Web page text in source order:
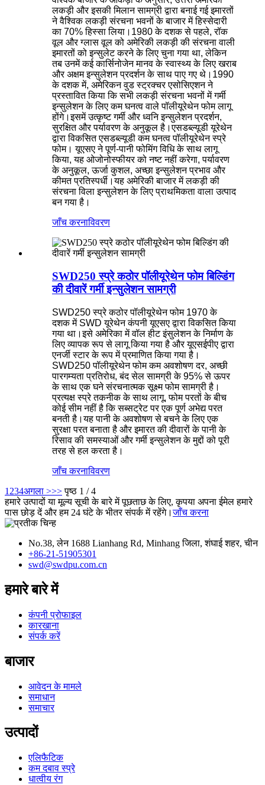
लकड़ी और इसकी मिलान सामग्री द्वारा बनाई गई इमारतों
ने वैश्विक लकड़ी संरचना भवनों के बाजार में हिस्सेदारी
का 70% हिस्सा लिया।1980 के दशक से पहले, रॉक
वूल और ग्लास वूल को अमेरिकी लकड़ी की संरचना वाली
इमारतों को इन्सुलेट करने के लिए चुना गया था, लेकिन
तब उनमें कई कार्सिनोजेन मानव के स्वास्थ्य के लिए खराब
और अक्षम इन्सुलेशन प्रदर्शन के साथ पाए गए थे।1990
के दशक में, अमेरिकन वुड स्ट्रक्चर एसोसिएशन ने
प्रस्तावित किया कि सभी लकड़ी संरचना भवनों में गर्मी
इन्सुलेशन के लिए कम घनत्व वाले पॉलीयूरेथेन फोम लागू
होंगे।इसमें उत्कृष्ट गर्मी और ध्वनि इन्सुलेशन प्रदर्शन,
सुरक्षित और पर्यावरण के अनुकूल है।एसडब्ल्यूडी यूरेथेन
द्वारा विकसित एसडब्ल्यूडी कम घनत्व पॉलीयूरेथेन स्प्रे
फोम। यूएसए ने पूर्ण-पानी फोमिंग विधि के साथ लागू
किया, यह ओजोनोस्फीयर को नष्ट नहीं करेगा, पर्यावरण
के अनुकूल, ऊर्जा कुशल, अच्छा इन्सुलेशन प्रभाव और
कीमत प्रतिस्पर्धी।यह अमेरिकी बाजार में लकड़ी की
संरचना विला इन्सुलेशन के लिए प्राथमिकता वाला उत्पाद
बन गया है।
जाँच करनाविवरण
SWD250 स्प्रे कठोर पॉलीयूरेथेन फोम बिल्डिंग
की दीवारें गर्मी इन्सुलेशन सामग्री
SWD250 स्प्रे कठोर पॉलीयूरेथेन फोम 1970 के
दशक में SWD यूरेथेन कंपनी यूएसए द्वारा विकसित किया
गया था।इसे अमेरिका में वॉल हीट इंसुलेशन के निर्माण के
लिए व्यापक रूप से लागू किया गया है और यूएसईपीए द्वारा
एनर्जी स्टार के रूप में प्रमाणित किया गया है।
SWD250 पॉलीयूरेथेन फोम कम अवशोषण दर, अच्छी
पारगम्यता प्रतिरोध, बंद सेल सामग्री के 95% से ऊपर
के साथ एक घने संरचनात्मक सूक्ष्म फोम सामग्री है।
प्रत्यक्ष स्प्रे तकनीक के साथ लागू, फोम परतों के बीच
कोई सीम नहीं है कि सब्सट्रेट पर एक पूर्ण अभेद्य परत
बनती है।यह पानी के अवशोषण से बचने के लिए एक
सुरक्षा परत बनाता है और इमारत की दीवारों के पानी के
रिसाव की समस्याओं और गर्मी इन्सुलेशन के मुद्दों को पूरी
तरह से हल करता है।
जाँच करनाविवरण
1 234अगला >>> पृष्ठ 1 / 4
हमारे उत्पादों या मूल्य सूची के बारे में पूछताछ के लिए, कृपया अपना ईमेल हमारे
पास छोड़ दें और हम 24 घंटे के भीतर संपर्क में रहेंगे।जाँच करना
No.38, लेन 1688 Lianhang Rd, Minhang जिला, शंघाई शहर, चीन
+86-21-51905301
swd@swdpu.com.cn
हमारे बारे में
कंपनी प्रोफाइल
कारखाना
संपर्क करें
बाजार
आवेदन के मामले
समाधान
समाचार
उत्पादों
एलिफैटिक
कम दबाव स्प्रे
धात्वीय रंग